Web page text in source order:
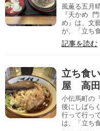
風薫る五月
『天かめ
め』は、文
が、「立ち
記事を読む
立ち食
屋 高田
小伝馬町の
後にしばら
行って行っ
は、「立ち